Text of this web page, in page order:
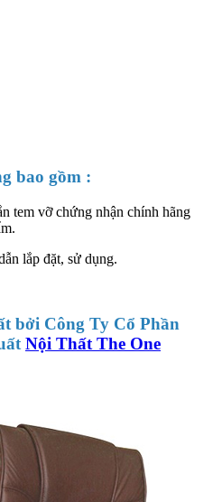
bao gồm :
tem vỡ chứng nhận chính hãng
lắp đặt, sử dụng.
bởi Công Ty Cổ Phần
Nội Thất The One